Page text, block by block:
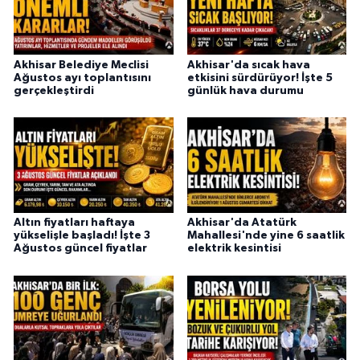
Akhisar Belediye Meclisi
Ağustos ayı toplantısını
gerçekleştirdi
Akhisar'da sıcak hava
etkisini sürdürüyor! İşte 5
günlük hava durumu
Altın fiyatları haftaya
yükselişle başladı! İşte 3
Ağustos güncel fiyatlar
Akhisar'da Atatürk
Mahallesi'nde yine 6 saatlik
elektrik kesintisi